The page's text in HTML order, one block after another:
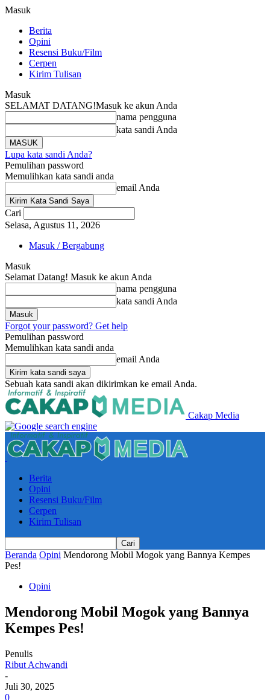
Masuk
Berita
Opini
Resensi Buku/Film
Cerpen
Kirim Tulisan
Masuk
SELAMAT DATANG!Masuk ke akun Anda
nama pengguna
kata sandi Anda
Lupa kata sandi Anda?
Pemulihan password
Memulihkan kata sandi anda
email Anda
Cari
Selasa, Agustus 11, 2026
Masuk / Bergabung
Masuk
Selamat Datang! Masuk ke akun Anda
nama pengguna
kata sandi Anda
Forgot your password? Get help
Pemulihan password
Memulihkan kata sandi anda
email Anda
Sebuah kata sandi akan dikirimkan ke email Anda.
Cakap Media
Berita
Opini
Resensi Buku/Film
Cerpen
Kirim Tulisan
Beranda Opini Mendorong Mobil Mogok yang Bannya Kempes
Pes!
Opini
Mendorong Mobil Mogok yang Bannya
Kempes Pes!
Penulis
Ribut Achwandi
-
Juli 30, 2025
0